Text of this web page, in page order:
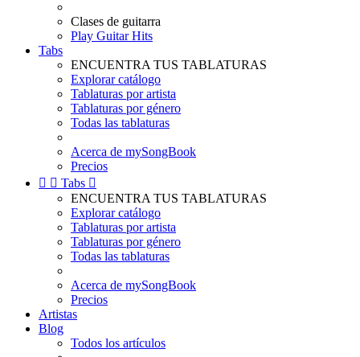
Clases de guitarra
Play Guitar Hits
Tabs
ENCUENTRA TUS TABLATURAS
Explorar catálogo
Tablaturas por artista
Tablaturas por género
Todas las tablaturas
Acerca de mySongBook
Precios
  Tabs 
ENCUENTRA TUS TABLATURAS
Explorar catálogo
Tablaturas por artista
Tablaturas por género
Todas las tablaturas
Acerca de mySongBook
Precios
Artistas
Blog
Todos los artículos